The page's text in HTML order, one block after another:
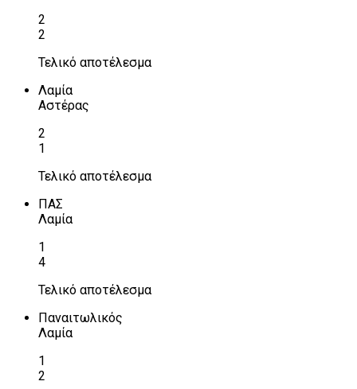
2
2
Τελικό αποτέλεσμα
Λαμία
Αστέρας
2
1
Τελικό αποτέλεσμα
ΠΑΣ
Λαμία
1
4
Τελικό αποτέλεσμα
Παναιτωλικός
Λαμία
1
2